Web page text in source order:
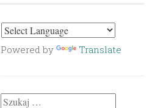
Powered by Translate
Szukaj: